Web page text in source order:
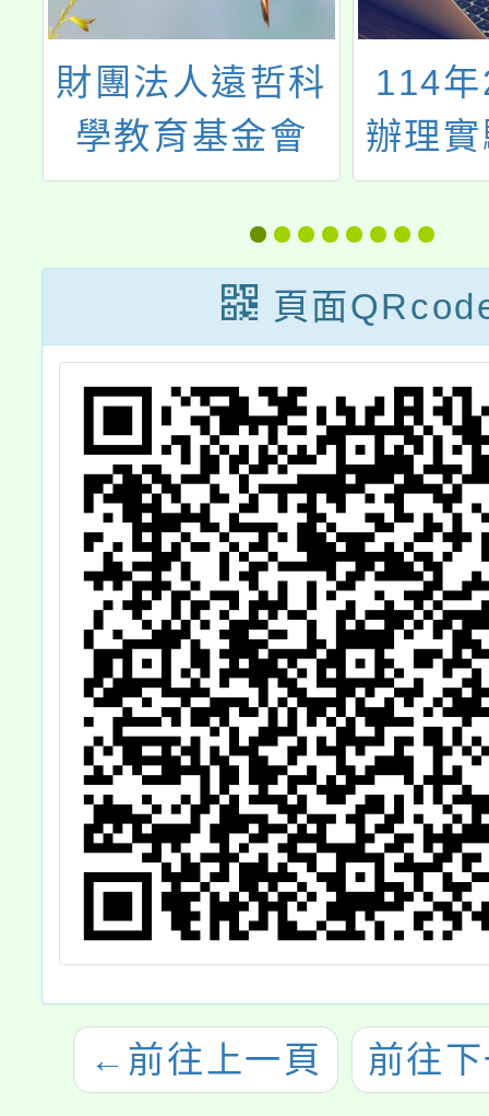
財團法人遠哲科
學教育基金會
114
辦理
座「
護著
鄉村
教育
頁面
← 前往上一頁 前往